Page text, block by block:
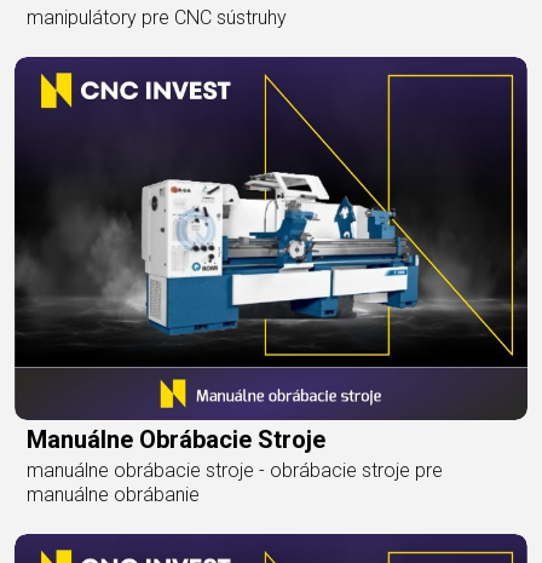
manipulátory pre CNC sústruhy
Manuálne Obrábacie Stroje
manuálne obrábacie stroje - obrábacie stroje pre
manuálne obrábanie